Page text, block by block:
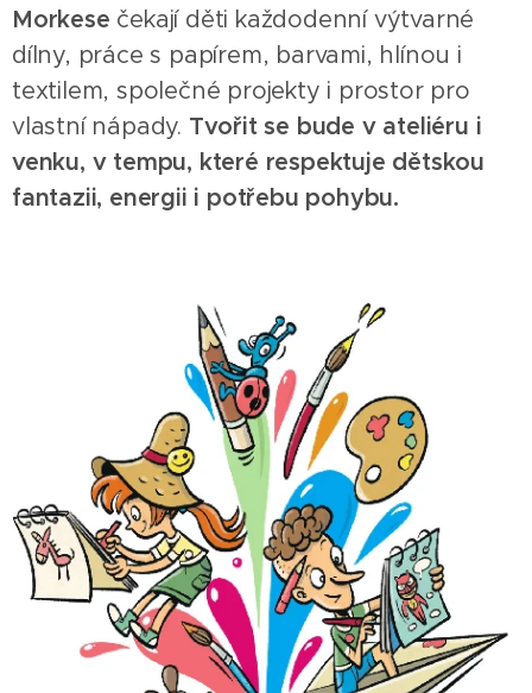
Morkese čekají děti každodenní výtvarné
dílny, práce s papírem, barvami, hlínou i
textilem, společné projekty i prostor pro
vlastní nápady. Tvořit se bude v ateliéru i
venku, v tempu, které respektuje dětskou
fantazii, energii i potřebu pohybu.